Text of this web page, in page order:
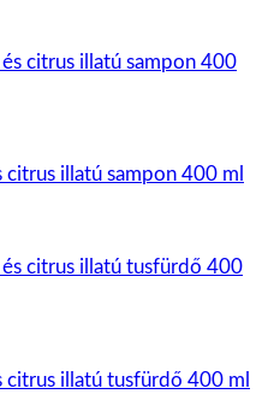
illatú sampon 400 ml
citrus illatú tusfürdő 400 ml